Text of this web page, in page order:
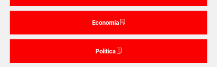
Economia
Politica